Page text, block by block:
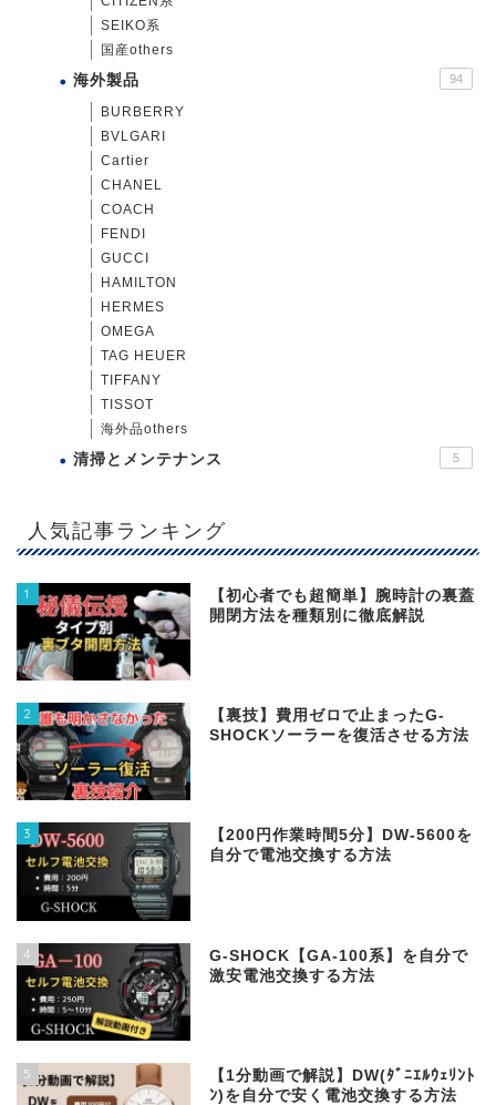
SEIKO系
国産others
海外製品 94
BURBERRY
BVLGARI
Cartier
CHANEL
COACH
FENDI
GUCCI
HAMILTON
HERMES
OMEGA
TAG HEUER
TIFFANY
TISSOT
海外品others
清掃とメンテナンス 5
人気記事ランキング
1
【初心者でも超簡単】腕時計の裏蓋
開閉方法を種類別に徹底解説
2
【裏技】費用ゼロで止まったG-
SHOCKソーラーを復活させる方法
3
【200円作業時間5分】DW‐5600を
自分で電池交換する方法
4
G-SHOCK【GA-100系】を自分で
激安電池交換する方法
5
【1分動画で解説】DW(ﾀﾞﾆｴﾙｳｪﾘﾝﾄ
ﾝ)を自分で安く電池交換する方法